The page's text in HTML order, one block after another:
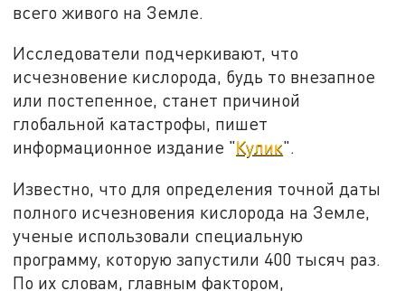
всего живого на Земле.
Исследователи подчеркивают, что
исчезновение кислорода, будь то внезапное
или постепенное, станет причиной
глобальной катастрофы, пишет
информационное издание "Кулик".
Известно, что для определения точной даты
полного исчезновения кислорода на Земле,
ученые использовали специальную
программу, которую запустили 400 тысяч раз.
По их словам, главным фактором,